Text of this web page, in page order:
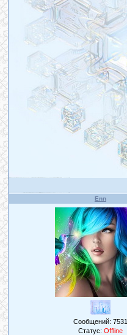
Enn
Сообщений: 7531
Статус: Offline